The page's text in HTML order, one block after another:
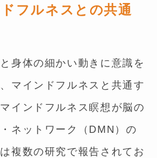
フルネスとの共通
身体の細かい動きに意識を
マインドフルネスと共通す
インドフルネス瞑想が脳の
ネットワーク（DMN）の
複数の研究で報告されてお